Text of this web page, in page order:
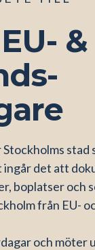
&
det att
boplatser och
från EU-
och möter